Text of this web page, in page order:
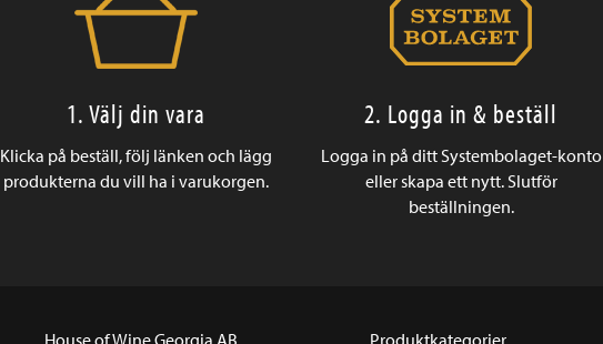
1. Välj din vara
Klicka på beställ, följ länken och lägg
produkterna du vill ha i varukorgen.
2. Logga in & beställ
Logga in på ditt Systembolaget-konto
eller skapa ett nytt. Slutför
beställningen.